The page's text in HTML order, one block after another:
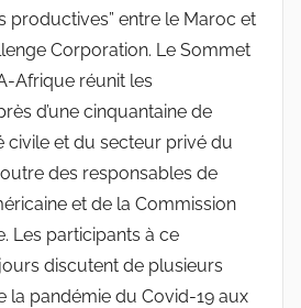
productives” entre le Maroc et
Corporation. Le Sommet
Afrique réunit les
d’une cinquantaine de
civile et du secteur privé du
des responsables de
et de la Commission
Les participants à ce
discutent de plusieurs
la pandémie du Covid-19 aux